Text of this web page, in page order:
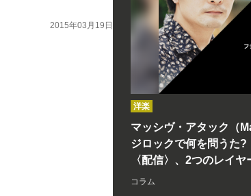
2015年03月19日
洋楽
マッシヴ・アタック（
ジロックで何を問うた
〈配信〉、2つのレイ
コラム